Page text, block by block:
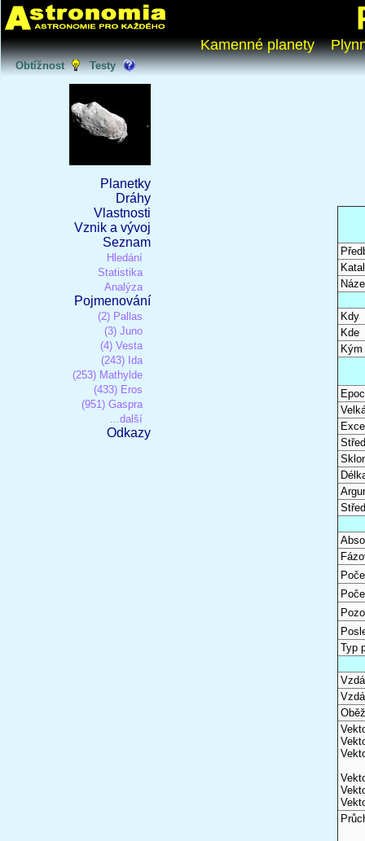
Kamenné planety
Obtížnost Testy
Planetky
Dráhy
Vlastnosti
Vznik a vývoj
Seznam
Hledání
Statistika
Analýza
Pojmenování
(2) Pallas
(3) Juno
(4) Vesta
(243) Ida
(253) Mathylde
(433) Eros
(951) Gaspra
...další
Odkazy
Kdy
Kde
Kým
Typ